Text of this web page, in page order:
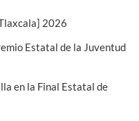
2026
Estatal de la Juventud
en la Final Estatal de